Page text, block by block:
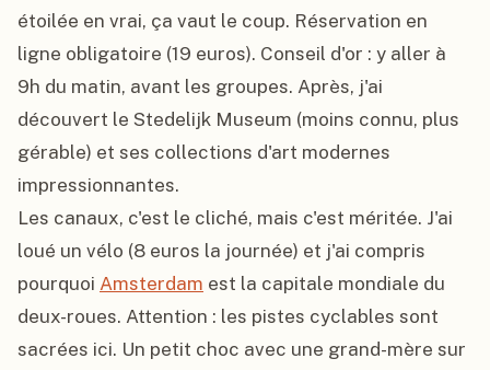
étoilée en vrai, ça vaut le coup. Réservation en
ligne obligatoire (19 euros). Conseil d'or : y aller à
9h du matin, avant les groupes. Après, j'ai
découvert le Stedelijk Museum (moins connu, plus
gérable) et ses collections d'art modernes
impressionnantes.
Les canaux, c'est le cliché, mais c'est méritée. J'ai
loué un vélo (8 euros la journée) et j'ai compris
pourquoi Amsterdam est la capitale mondiale du
deux-roues. Attention : les pistes cyclables sont
sacrées ici. Un petit choc avec une grand-mère sur